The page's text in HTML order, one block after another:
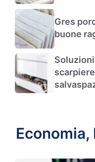
Gres
buone
Economia,